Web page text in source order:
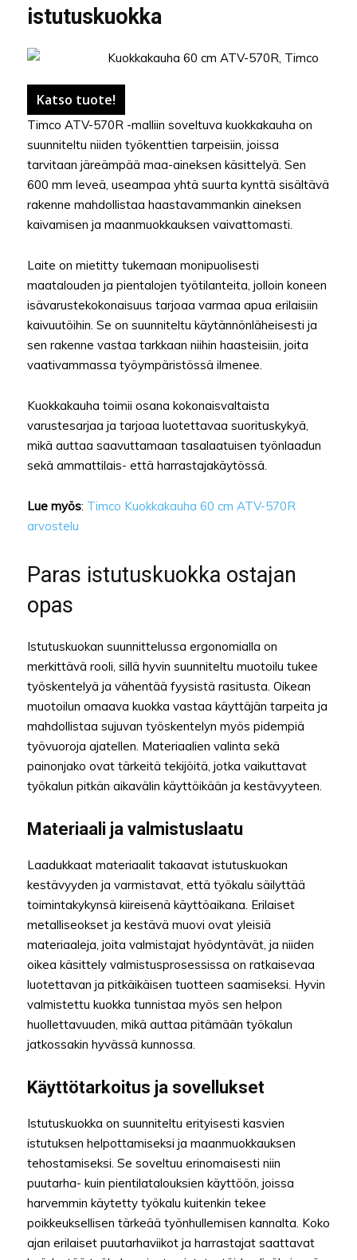
istutuskuokka
Katso tuote!
Timco ATV-570R -malliin soveltuva kuokkakauha on
suunniteltu niiden työkenttien tarpeisiin, joissa
tarvitaan järeämpää maa-aineksen käsittelyä. Sen
600 mm leveä, useampaa yhtä suurta kynttä sisältävä
rakenne mahdollistaa haastavammankin aineksen
kaivamisen ja maanmuokkauksen vaivattomasti.
Laite on mietitty tukemaan monipuolisesti
maatalouden ja pientalojen työtilanteita, jolloin koneen
isävarustekokonaisuus tarjoaa varmaa apua erilaisiin
kaivuutöihin. Se on suunniteltu käytännönläheisesti ja
sen rakenne vastaa tarkkaan niihin haasteisiin, joita
vaativammassa työympäristössä ilmenee.
Kuokkakauha toimii osana kokonaisvaltaista
varustesarjaa ja tarjoaa luotettavaa suorituskykyä,
mikä auttaa saavuttamaan tasalaatuisen työnlaadun
sekä ammattilais- että harrastajakäytössä.
Lue myös: Timco Kuokkakauha 60 cm ATV-570R
arvostelu
Paras istutuskuokka ostajan
opas
Istutuskuokan suunnittelussa ergonomialla on
merkittävä rooli, sillä hyvin suunniteltu muotoilu tukee
työskentelyä ja vähentää fyysistä rasitusta. Oikean
muotoilun omaava kuokka vastaa käyttäjän tarpeita ja
mahdollistaa sujuvan työskentelyn myös pidempiä
työvuoroja ajatellen. Materiaalien valinta sekä
painonjako ovat tärkeitä tekijöitä, jotka vaikuttavat
työkalun pitkän aikavälin käyttöikään ja kestävyyteen.
Materiaali ja valmistuslaatu
Laadukkaat materiaalit takaavat istutuskuokan
kestävyyden ja varmistavat, että työkalu säilyttää
toimintakykynsä kiireisenä käyttöaikana. Erilaiset
metalliseokset ja kestävä muovi ovat yleisiä
materiaaleja, joita valmistajat hyödyntävät, ja niiden
oikea käsittely valmistusprosessissa on ratkaisevaa
luotettavan ja pitkäikäisen tuotteen saamiseksi. Hyvin
valmistettu kuokka tunnistaa myös sen helpon
huollettavuuden, mikä auttaa pitämään työkalun
jatkossakin hyvässä kunnossa.
Käyttötarkoitus ja sovellukset
Istutuskuokka on suunniteltu erityisesti kasvien
istutuksen helpottamiseksi ja maanmuokkauksen
tehostamiseksi. Se soveltuu erinomaisesti niin
puutarha- kuin pientilatalouksien käyttöön, joissa
harvemmin käytetty työkalu kuitenkin tekee
poikkeuksellisen tärkeää työnhullemisen kannalta. Koko
ajan erilaiset puutarhaviikot ja harrastajat saattavat